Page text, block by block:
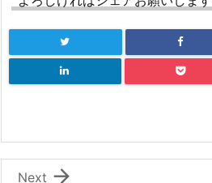

Next